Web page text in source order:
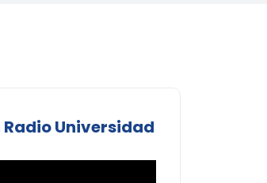
Radio Universidad